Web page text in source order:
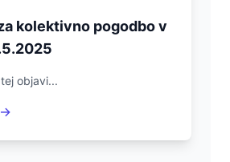
kolektivno pogodbo v
objavi...
→